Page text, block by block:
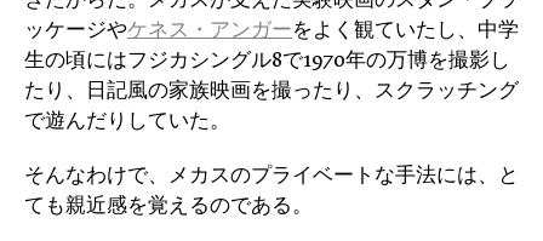
ッケージやケネス・アンガーをよく観ていたし、中学
生の頃にはフジカシングル8で1970年の万博を撮影し
たり、日記風の家族映画を撮ったり、スクラッチング
で遊んだりしていた。
そんなわけで、メカスのプライベートな手法には、と
ても親近感を覚えるのである。